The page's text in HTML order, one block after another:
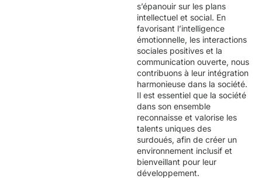
s’épanouir sur les plans
intellectuel et social. En
favorisant l’intelligence
émotionnelle, les interactions
sociales positives et la
communication ouverte, nous
contribuons à leur intégration
harmonieuse dans la société.
Il est essentiel que la société
dans son ensemble
reconnaisse et valorise les
talents uniques des
surdoués, afin de créer un
environnement inclusif et
bienveillant pour leur
développement.